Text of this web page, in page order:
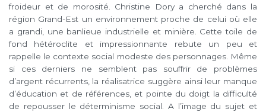
froideur et de morosité. Christine Dory a cherché dans la
région Grand-Est un environnement proche de celui où elle
a grandi, une banlieue industrielle et minière. Cette toile de
fond hétéroclite et impressionnante rebute un peu et
rappelle le contexte social modeste des personnages. Même
si ces derniers ne semblent pas souffrir de problèmes
d’argent récurrents, la réalisatrice suggère ainsi leur manque
d’éducation et de références, et pointe du doigt la difficulté
de repousser le déterminisme social. A l’image du sujet et